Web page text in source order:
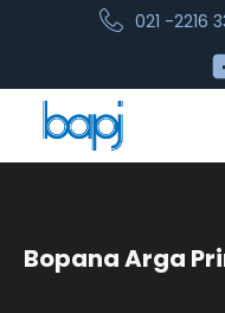
021 -2216
Bopana Arga